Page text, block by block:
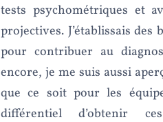
tests psychométriques et
projectives. J’établissais des
pour contribuer au
encore, je me suis aussi
que ce soit pour les
différentiel d’obtenir